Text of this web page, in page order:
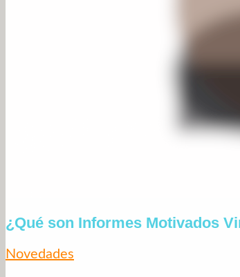
¿Qué son Informes Motivados
Novedades